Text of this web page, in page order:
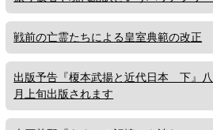
戦前の亡霊たちによる皇室典範の改正
出版予告『榎本武揚と近代日本 下』八
月上旬出版されます